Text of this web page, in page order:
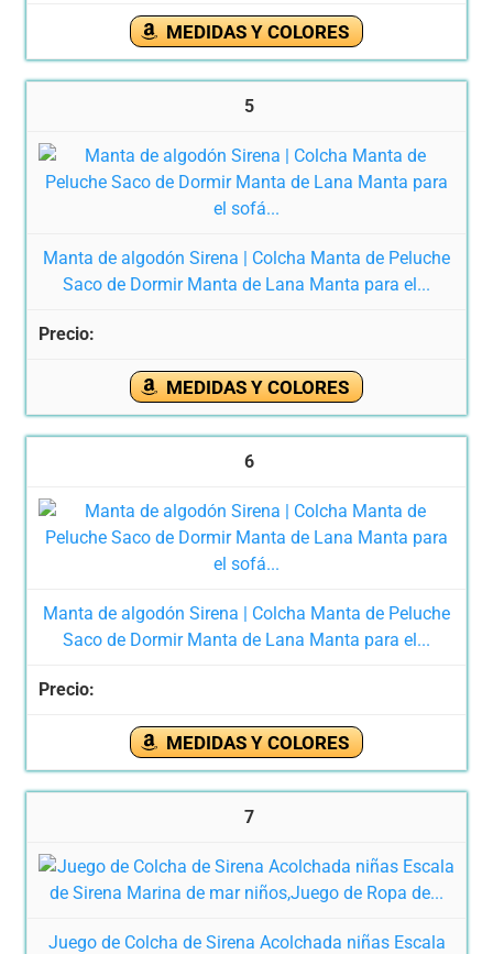
MEDIDAS Y COLORES
5
Manta de algodón Sirena | Colcha Manta de Peluche
Saco de Dormir Manta de Lana Manta para el...
MEDIDAS Y COLORES
6
Manta de algodón Sirena | Colcha Manta de Peluche
Saco de Dormir Manta de Lana Manta para el...
MEDIDAS Y COLORES
7
Juego de Colcha de Sirena Acolchada niñas Escala